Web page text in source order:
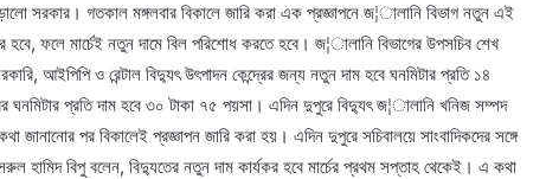
সরকার। গতকাল মঙ্গলবার বিকালে জারি করা এক প্রজ্ঞাপনে জ¦ালানি বিভাগ নতুন এই
হবে, ফলে মার্চেই নতুন দামে বিল পরিশোধ করতে হবে। জ¦ালানি বিভাগের উপসচিব শেখ
আইপিপি ও রেন্টাল বিদ্যুৎ উৎপাদন কেন্দ্রের জন্য নতুন দাম হবে ঘনমিটার প্রতি ১৪
ঘনমিটার প্রতি দাম হবে ৩০ টাকা ৭৫ পয়সা। এদিন দুপুরে বিদ্যুৎ জ¦ালানি খনিজ সম্পদ
জানানোর পর বিকালেই প্রজ্ঞাপন জারি করা হয়। এদিন দুপুরে সচিবালয়ে সাংবাদিকদের সঙ্গে
হামিদ বিপু বলেন, বিদ্যুতের নতুন দাম কার্যকর হবে মার্চের প্রথম সপ্তাহ থেকেই। এ কথা